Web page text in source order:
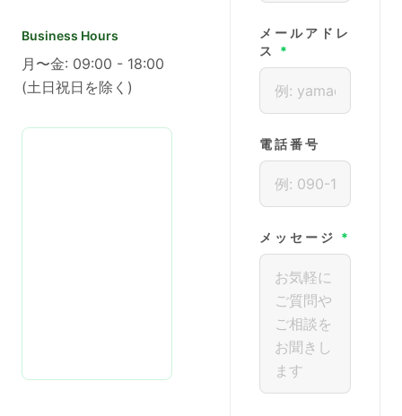
Business Hours
月〜金: 09:00 - 18:00
(土日祝日を除く)
メールアドレ
ス *
電話番号
メッセージ *